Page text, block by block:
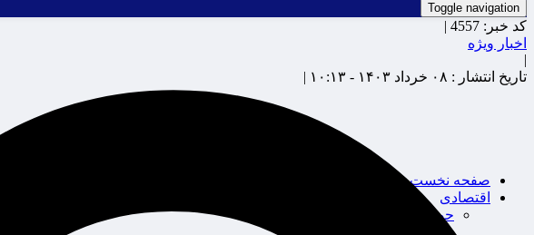
Toggle navigation
صفحه نخست
اقتصادی
حوزه بیمه
کد خبر: 4557 |
اخبار ویژه
|
تاریخ انتشار : ۰۸ خرداد ۱۴۰۳ - ۱۰:۱۳ |